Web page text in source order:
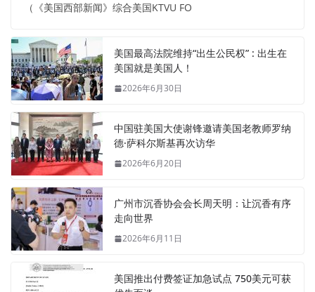
（《美国西部新闻》综合美国KTVU FO
美国最高法院维持“出生公民权” : 出生在
美国就是美国人！
2026年6月30日
中国驻美国大使谢锋邀请美国老教师罗纳
德·萨科尔斯基再次访华
2026年6月20日
广州市沉香协会会长周天明：让沉香有序
走向世界
2026年6月11日
美国推出付费签证加急试点 750美元可获